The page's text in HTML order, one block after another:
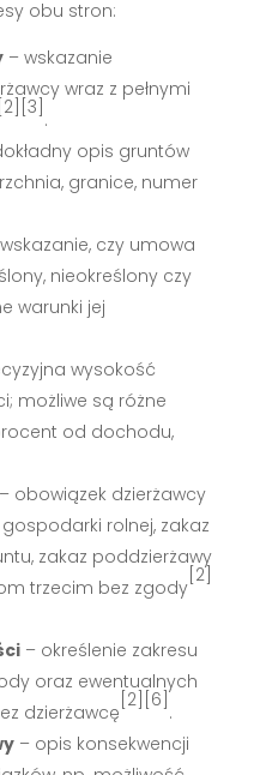
obu stron:
– wskazanie
wraz z pełnymi
[2][3]
.
opis gruntów
granice, numer
czy umowa
nieokreślony czy
warunki jej
wysokość
możliwe są różne
od dochodu,
– obowiązek dzierżawcy
rolnej, zakaz
zakaz poddzierżawy
trzecim bez zgody
[2]
– określenie zakresu
oraz ewentualnych
dzierżawcę
[2][6]
.
– opis konsekwencji